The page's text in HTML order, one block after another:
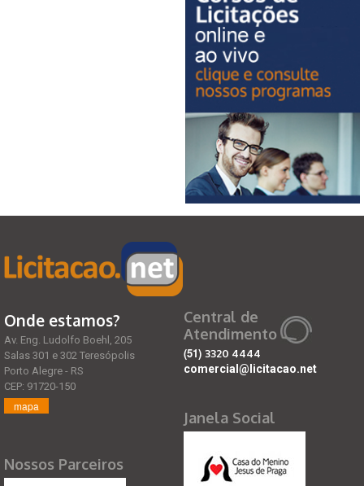
Onde estamos?
Av. Eng. Ludolfo Boehl, 205
Salas 301 e 302 Teresópolis
Porto Alegre - RS
CEP: 91720-150
mapa
Nossos Parceiros
Central de
Atendimento
(51) 3320 4444
comercial@licitacao.net
Janela Social